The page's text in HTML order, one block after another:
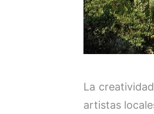
La
artistas